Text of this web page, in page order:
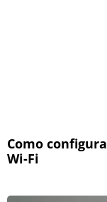
Como
Wi-Fi